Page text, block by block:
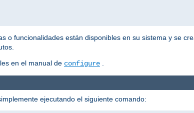
o funcionalidades están disponibles en su sistema y se
en el manual de configure .
ejecutando el siguiente comando: